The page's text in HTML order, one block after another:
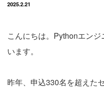
2025.2.21
こんにちは。Pythonエン
います。
昨年、申込330名を超えた